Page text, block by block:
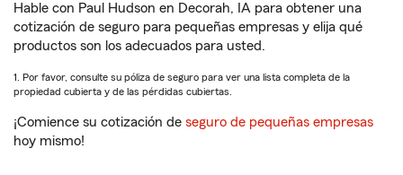
Hable con Paul Hudson en Decorah, IA para obtener una
cotización de seguro para pequeñas empresas y elija qué
productos son los adecuados para usted.
1. Por favor, consulte su póliza de seguro para ver una lista completa de la
propiedad cubierta y de las pérdidas cubiertas.
¡Comience su cotización de seguro de pequeñas empresas
hoy mismo!